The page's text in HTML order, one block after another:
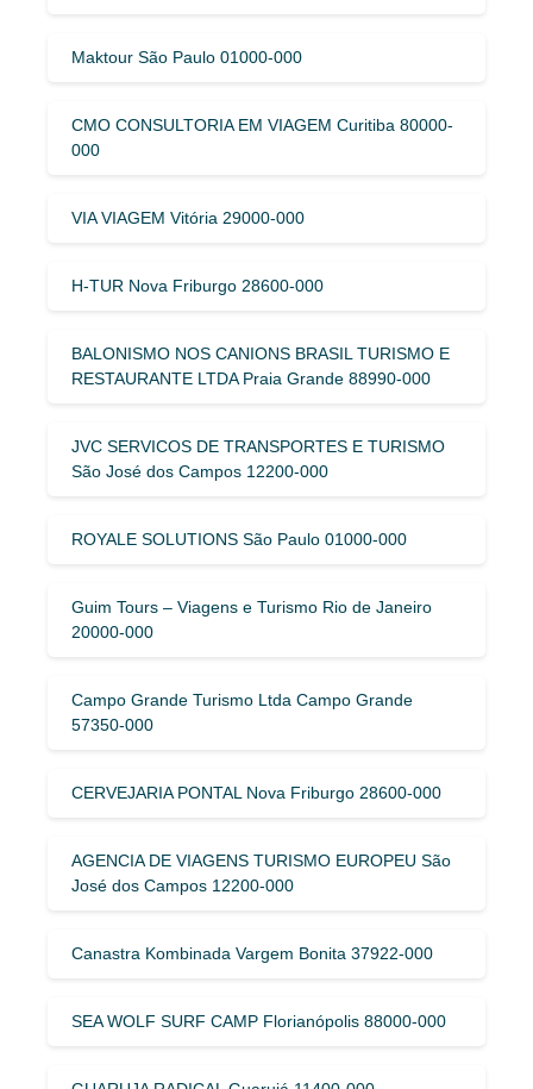
Maktour São Paulo 01000-000
CMO CONSULTORIA EM VIAGEM Curitiba 80000-
000
VIA VIAGEM Vitória 29000-000
H-TUR Nova Friburgo 28600-000
BALONISMO NOS CANIONS BRASIL TURISMO E
RESTAURANTE LTDA Praia Grande 88990-000
JVC SERVICOS DE TRANSPORTES E TURISMO
São José dos Campos 12200-000
ROYALE SOLUTIONS São Paulo 01000-000
Guim Tours – Viagens e Turismo Rio de Janeiro
20000-000
Campo Grande Turismo Ltda Campo Grande
57350-000
CERVEJARIA PONTAL Nova Friburgo 28600-000
AGENCIA DE VIAGENS TURISMO EUROPEU São
José dos Campos 12200-000
Canastra Kombinada Vargem Bonita 37922-000
SEA WOLF SURF CAMP Florianópolis 88000-000